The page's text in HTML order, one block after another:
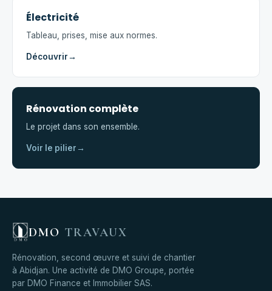
Électricité
Tableau, prises, mise aux normes.
Découvrir→
Rénovation complète
Le projet dans son ensemble.
Voir le pilier →
DMO TRAVAUX
Rénovation, second œuvre et suivi de chantier
à Abidjan. Une activité de DMO Groupe, portée
par DMO Finance et Immobilier SAS.